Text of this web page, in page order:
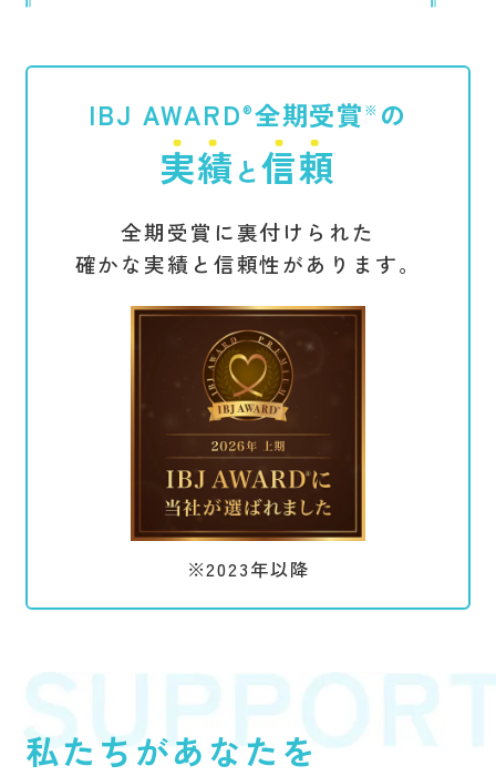
IBJ AWARD®︎全期受賞 ※ の
実績 と信頼
全期受賞に裏付けられた
確かな実績と信頼性があります。
※2023年以降
私たちがあなたを